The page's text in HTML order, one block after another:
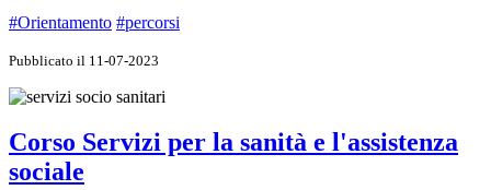
#Orientamento #percorsi
Pubblicato il 11-07-2023
Corso Servizi per la sanità e l'assistenza
sociale